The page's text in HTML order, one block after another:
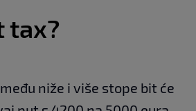
tax?
niže i više stope bit će